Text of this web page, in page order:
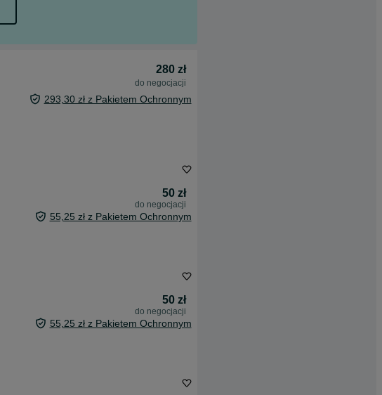
280 zł
do negocjacji
293,30 zł z Pakietem Ochronnym
50 zł
do negocjacji
55,25 zł z Pakietem Ochronnym
50 zł
do negocjacji
55,25 zł z Pakietem Ochronnym